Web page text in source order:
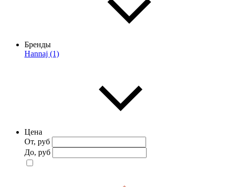
Бренды
Hannaj (1)
Цена
От, руб
До, руб